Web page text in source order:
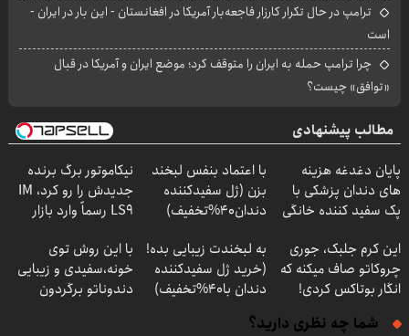
ترامپ در حال تکرار کارزار فاجعه‌بار آمریکا در افغانستان - این بار در ایران -
است
چرا ترامپ حمله به ایران را متوقف کرد؛ موضع ایران و آمریکا در قبال
«توافق» چیست؟
مطالب پیشنهادی
پایان دغدغه هزینه
های دندان پزشکی با
پک سفید کننده خانگی
با اعتماد بنفس لبخند
بزن (ژل سفیدکننده
دندان40%تخفیف)
نیکاموتور برگ برنده
جدیدش را رو کرد، IM
LS9 رسماً وارد بازار
این کرم جلبک، جوری
چروکاتو صاف میکنه که
انگار بوتاکس کردی!
به لبخندت زیبایی بده!
(خرید ژل سفیدکننده
دندان با40%تخفیف)
با این روش توی
خونه،سفیدی و زیبایی
دندوناتو برگردون
شما چه نظری دارید؟